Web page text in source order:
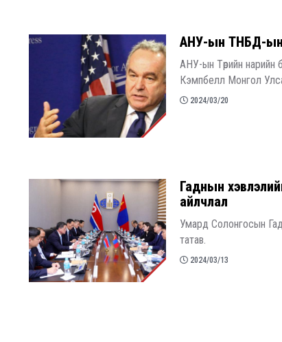
​АНУ-ын ТНБД-ын
АНУ-ын Төрийн нарийн
Кэмпбелл Монгол
2024/03/20
​Гаднын
айлчлал
Умард Солонгосын
татав.
2024/03/13